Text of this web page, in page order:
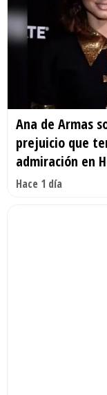
Ana de Armas
prejuicio que
admiración en
Hace 1 día